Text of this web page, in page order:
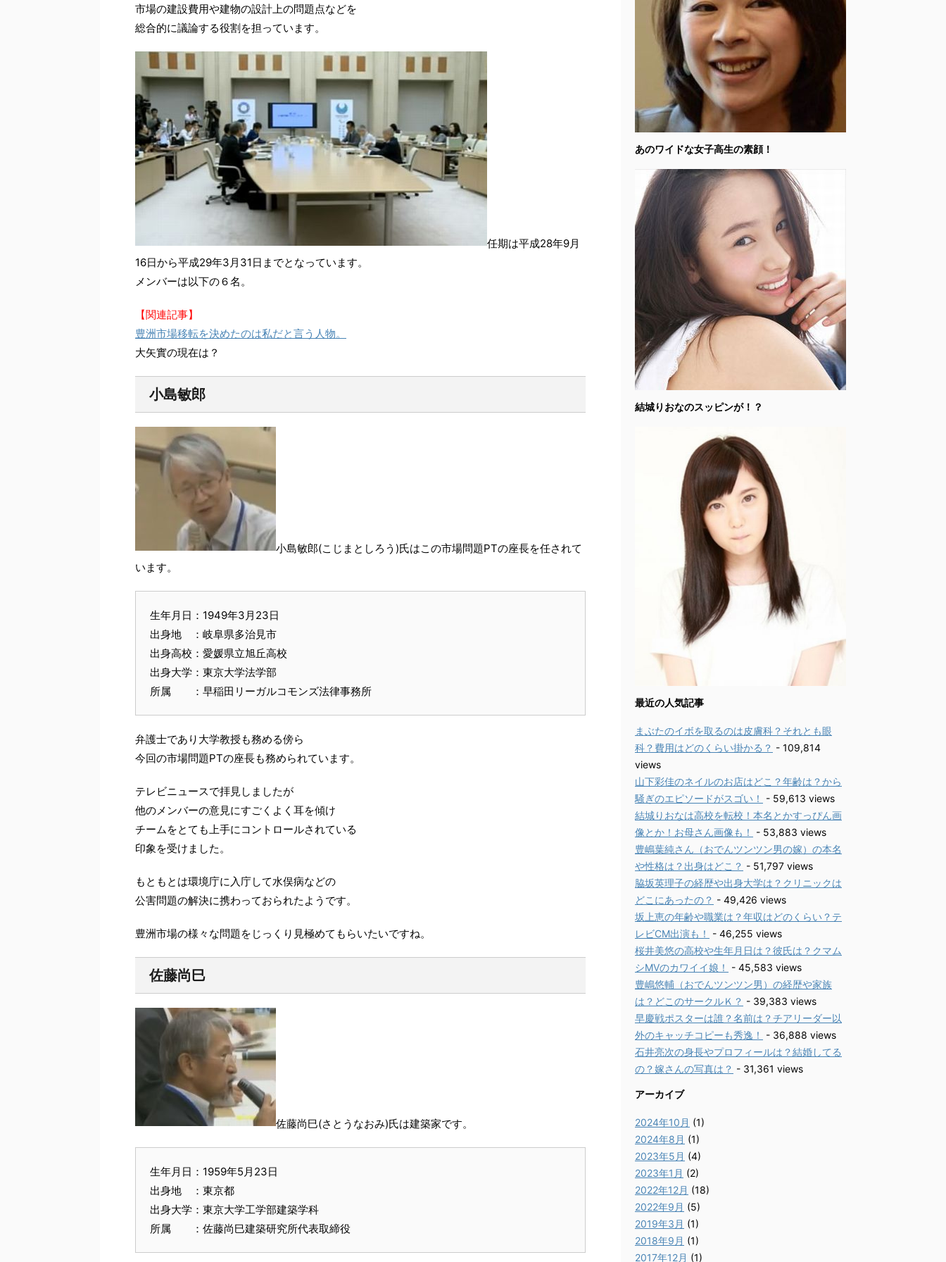
市場の建設費用や建物の設計上の問題点などを
総合的に議論する役割を担っています。
任期は平成28年9月
16日から平成29年3月31日までとなっています。
メンバーは以下の６名。
【関連記事】
豊洲市場移転を決めたのは私だと言う人物。
大矢實の現在は？
小島敏郎
小島敏郎(こじまとしろう)氏はこの市場問題PTの座長を任されて
います。
生年月日：1949年3月23日
出身地 ：岐阜県多治見市
出身高校：愛媛県立旭丘高校
出身大学：東京大学法学部
所属 ：早稲田リーガルコモンズ法律事務所
弁護士であり大学教授も務める傍ら
今回の市場問題PTの座長も務められています。
テレビニュースで拝見しましたが
他のメンバーの意見にすごくよく耳を傾け
チームをとても上手にコントロールされている
印象を受けました。
もともとは環境庁に入庁して水俣病などの
公害問題の解決に携わっておられたようです。
豊洲市場の様々な問題をじっくり見極めてもらいたいですね。
佐藤尚巳
佐藤尚巳(さとうなおみ)氏は建築家です。
生年月日：1959年5月23日
出身地 ：東京都
出身大学：東京大学工学部建築学科
所属 ：佐藤尚巳建築研究所代表取締役
あのワイドな女子高生の素顔！
結城りおなのスッピンが！？
最近の人気記事
まぶたのイボを取るのは皮膚科？それとも眼
科？費用はどのくらい掛かる？ - 109,814
views
山下彩佳のネイルのお店はどこ？年齢は？から
騒ぎのエピソードがスゴい！
- 59,613 views
結城りおなは高校を転校！本名とかすっぴん画
像とか！お母さん画像も！
- 53,883 views
豊嶋葉純さん（おでんツンツン男の嫁）の本名
や性格は？出身はどこ？ - 51,797 views
脇坂英理子の経歴や出身大学は？クリニックは
どこにあったの？ - 49,426 views
坂上恵の年齢や職業は？年収はどのくらい？テ
レビCM出演も！
- 46,255 views
桜井美悠の高校や生年月日は？彼氏は？クマム
シMVのカワイイ娘！
- 45,583 views
豊嶋悠輔（おでんツンツン男）の経歴や家族
は？どこのサークルＫ？ - 39,383 views
早慶戦ポスターは誰？名前は？チアリーダー以
外のキャッチコピーも秀逸！
- 36,888 views
石井亮次の身長やプロフィールは？結婚してる
の？嫁さんの写真は？ - 31,361 views
アーカイブ
2024年10月 (1)
2024年8月 (1)
2023年5月 (4)
2023年1月 (2)
2022年12月 (18)
2022年9月 (5)
2019年3月 (1)
2018年9月 (1)
2017年12月 (1)